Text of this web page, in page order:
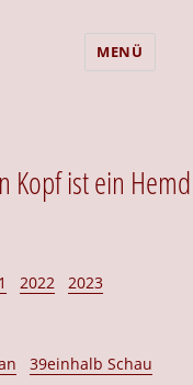
MENÜ
Kopf ist ein Hemd
2022
2023
39einhalb Schau